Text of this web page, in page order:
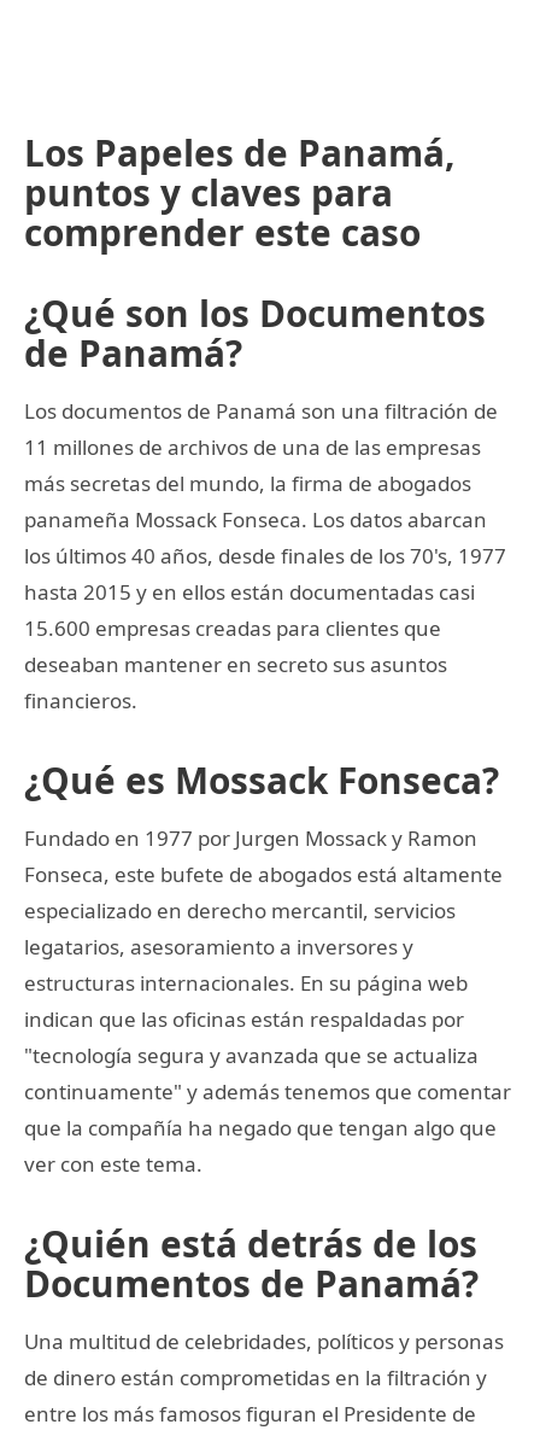
Los Papeles de Panamá,
puntos y claves para
comprender este caso
¿Qué son los Documentos
de Panamá?
Los documentos de Panamá son una filtración de
11 millones de archivos de una de las empresas
más secretas del mundo, la firma de abogados
panameña Mossack Fonseca. Los datos abarcan
los últimos 40 años, desde finales de los 70's, 1977
hasta 2015 y en ellos están documentadas casi
15.600 empresas creadas para clientes que
deseaban mantener en secreto sus asuntos
financieros.
¿Qué es Mossack Fonseca?
Fundado en 1977 por Jurgen Mossack y Ramon
Fonseca, este bufete de abogados está altamente
especializado en derecho mercantil, servicios
legatarios, asesoramiento a inversores y
estructuras internacionales. En su página web
indican que las oficinas están respaldadas por
"tecnología segura y avanzada que se actualiza
continuamente" y además tenemos que comentar
que la compañía ha negado que tengan algo que
ver con este tema.
¿Quién está detrás de los
Documentos de Panamá?
Una multitud de celebridades, políticos y personas
de dinero están comprometidas en la filtración y
entre los más famosos figuran el Presidente de